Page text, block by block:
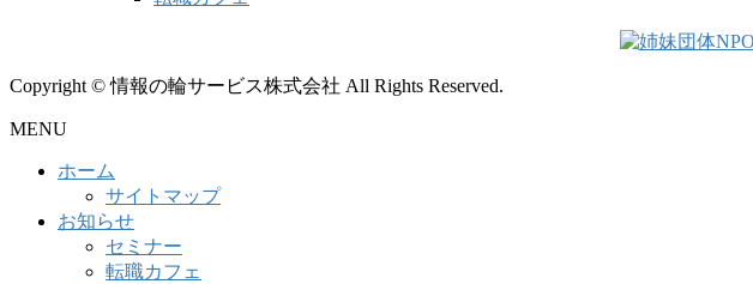
Copyright © 情報の輪サービス株式会社 All Rights Reserved.
MENU
ホーム
サイトマップ
お知らせ
セミナー
転職カフェ